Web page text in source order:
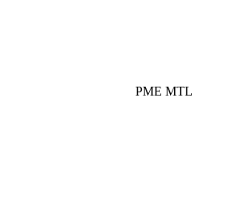
PME MTL